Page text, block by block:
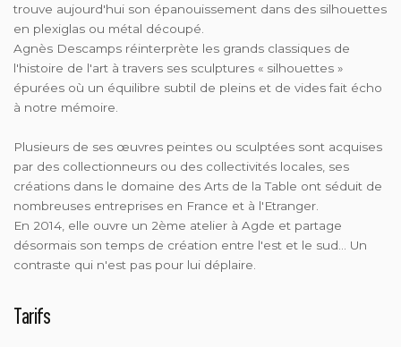
trouve aujourd'hui son épanouissement dans des silhouettes
en plexiglas ou métal découpé.
Agnès Descamps réinterprète les grands classiques de
l'histoire de l'art à travers ses sculptures « silhouettes »
épurées où un équilibre subtil de pleins et de vides fait écho
à notre mémoire.
Plusieurs de ses œuvres peintes ou sculptées sont acquises
par des collectionneurs ou des collectivités locales, ses
créations dans le domaine des Arts de la Table ont séduit de
nombreuses entreprises en France et à l'Etranger.
En 2014, elle ouvre un 2ème atelier à Agde et partage
désormais son temps de création entre l'est et le sud... Un
contraste qui n'est pas pour lui déplaire.
Tarifs